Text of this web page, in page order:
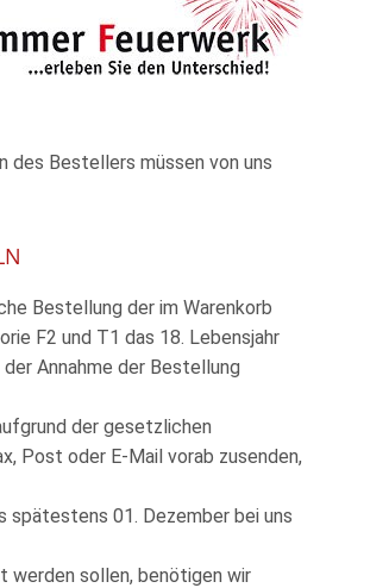
des Bestellers müssen von uns
Bestellung der im Warenkorb
F2 und T1 das 18. Lebensjahr
Annahme der Bestellung
der gesetzlichen
Post oder E-Mail vorab zusenden,
spätestens 01. Dezember bei uns
werden sollen, benötigen wir